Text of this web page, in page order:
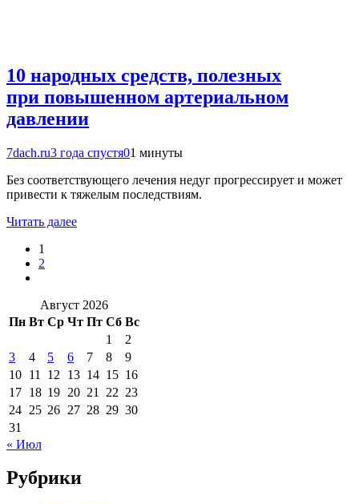
10 народных средств, полезных
при повышенном артериальном
давлении
7dach.ru3 года спустя01 минуты
Без соответствующего лечения недуг прогрессирует и может
привести к тяжелым последствиям.
Читать далее
1
2
Август 2026
Пн Вт Ср Чт Пт Сб Вс
1
2
3
4 5 6 7 8
9
10 11 12 13 14 15 16
17 18 19 20 21 22 23
24 25 26 27 28 29 30
31
« Июл
Рубрики